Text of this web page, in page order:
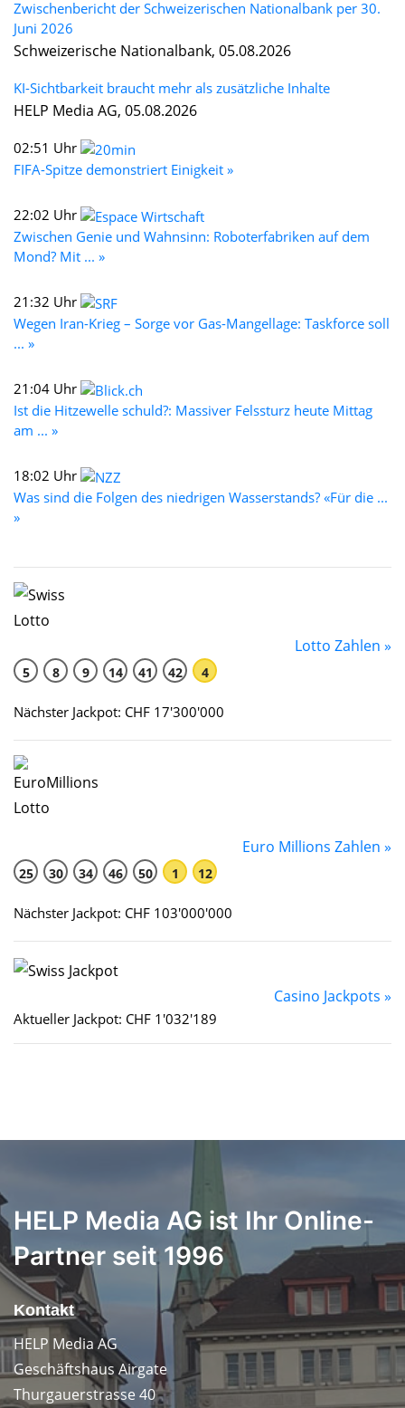
Zwischenbericht der Schweizerischen Nationalbank per 30.
Juni 2026
Schweizerische Nationalbank, 05.08.2026
KI-Sichtbarkeit braucht mehr als zusätzliche Inhalte
HELP Media AG, 05.08.2026
02:51 Uhr
FIFA-Spitze demonstriert Einigkeit »
22:02 Uhr
Zwischen Genie und Wahnsinn: Roboterfabriken auf dem
Mond? Mit ... »
21:32 Uhr
Wegen Iran-Krieg – Sorge vor Gas-Mangellage: Taskforce soll
... »
21:04 Uhr
Ist die Hitzewelle schuld?: Massiver Felssturz heute Mittag
am ... »
18:02 Uhr
Was sind die Folgen des niedrigen Wasserstands? «Für die ...
»
Lotto Zahlen »
5 8 9 14 41 42 4
Nächster Jackpot: CHF 17'300'000
Euro Millions Zahlen »
25 30 34 46 50 1 12
Nächster Jackpot: CHF 103'000'000
Casino Jackpots »
Aktueller Jackpot: CHF 1'032'189
HELP Media AG ist Ihr Online-
Partner seit 1996
Kontakt
HELP Media AG
Geschäftshaus Airgate
Thurgauerstrasse 40